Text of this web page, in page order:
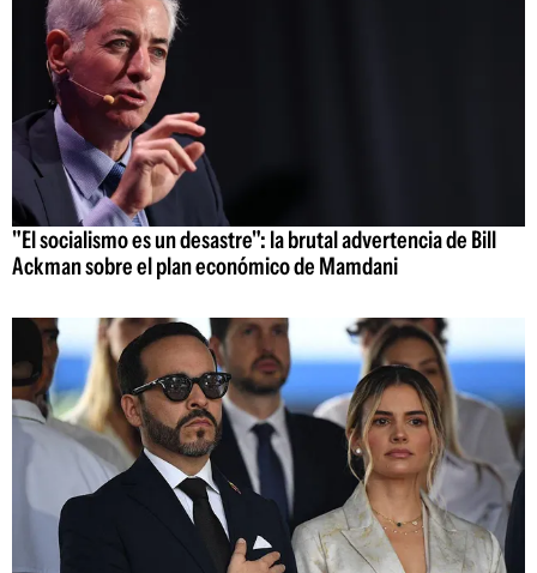
"El socialismo es un desastre": la brutal advertencia de Bill
Ackman sobre el plan económico de Mamdani